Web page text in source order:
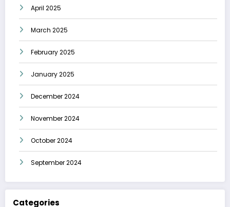
April 2025
March 2025
February 2025
January 2025
December 2024
November 2024
October 2024
September 2024
Categories